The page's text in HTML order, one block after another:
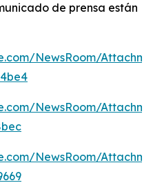
de prensa están
NewsRoom/
NewsRoom/
NewsRoom/